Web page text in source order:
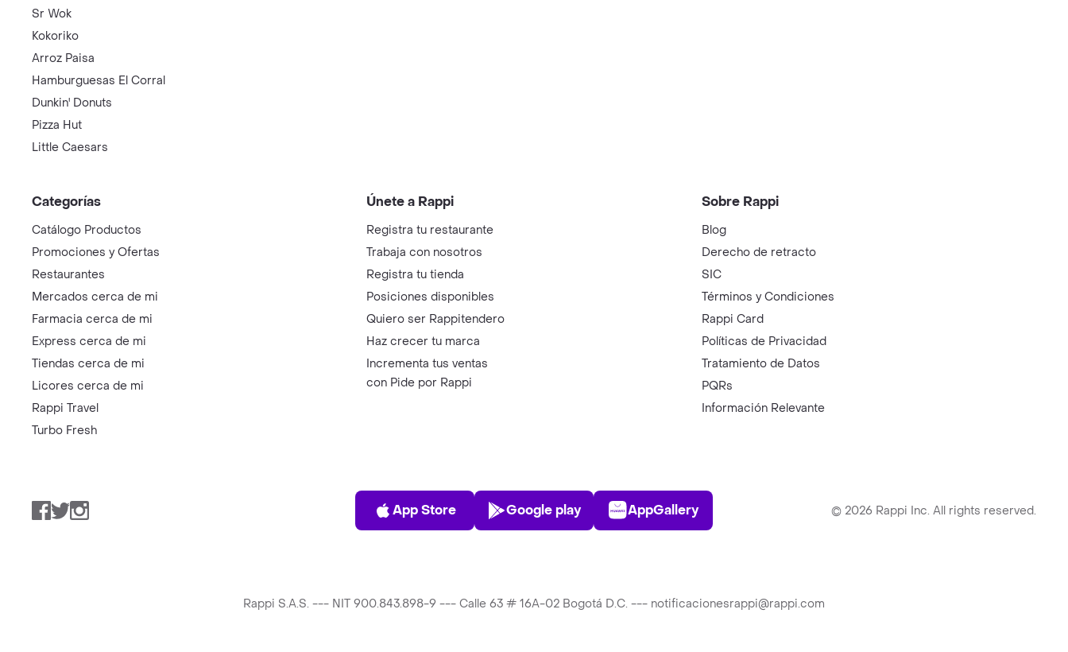
Sr Wok
Kokoriko
Arroz Paisa
Hamburguesas El Corral
Dunkin' Donuts
Pizza Hut
Little Caesars
Categorías
Catálogo Productos
Promociones y Ofertas
Restaurantes
Mercados cerca de mi
Farmacia cerca de mi
Express cerca de mi
Tiendas cerca de mi
Licores cerca de mi
Rappi Travel
Turbo Fresh
Únete a Rappi
Registra tu restaurante
Trabaja con nosotros
Registra tu tienda
Posiciones disponibles
Quiero ser Rappitendero
Haz crecer tu marca
Incrementa tus ventas
con Pide por Rappi
Sobre Rappi
Blog
Derecho de retracto
SIC
Términos y Condiciones
Rappi Card
Políticas de Privacidad
Tratamiento de Datos
PQRs
Información Relevante
Facebook
TwitterInstagram
App Store
App Store
Play Store
Google play
AppGallery
AppGallery © 2026 Rappi Inc. All rights reserved.
Rappi S.A.S. --- NIT 900.843.898-9 --- Calle 63 # 16A-02 Bogotá D.C. --- notificacionesrappi@rappi.com